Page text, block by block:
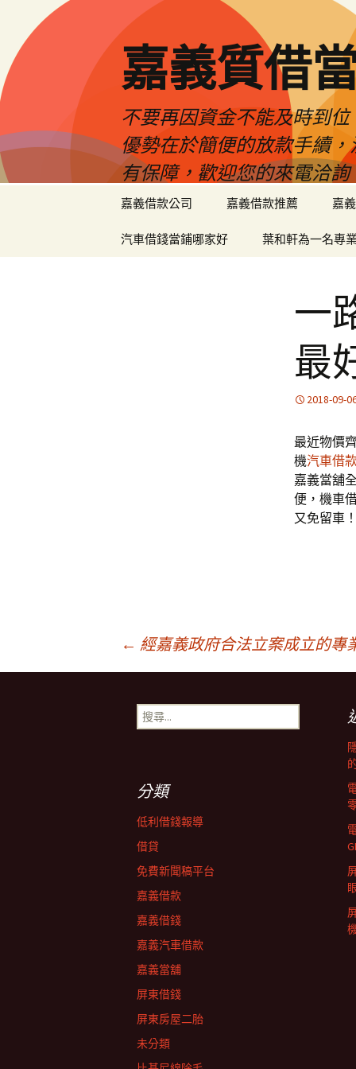
嘉義質借
不要再因資金不能及時到
優勢在於簡便的放款手續
有保障，歡迎您的來電洽詢
嘉義借款公司 嘉義借款推薦 嘉
汽車借錢當鋪哪家好 葉和軒為一名專
一
最
2018-09-
最近物價
機汽車借
嘉義當舖
便，機車
又免留車
← 經嘉義政府合法立案成立的專
搜
尋
分類
低利借錢報導
借貸
免費新聞稿平台
嘉義借款
嘉義借錢
嘉義汽車借款
嘉義當舖
屏東借錢
屏東房屋二胎
未分類